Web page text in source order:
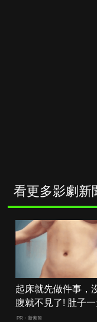
看更多影劇新
起床就先做件事，
腹就不見了! 肚子
小！
PR・新素簡